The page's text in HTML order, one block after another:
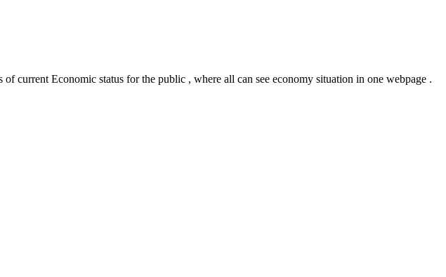
current Economic status for the public , where all can see economy situation in one webpage .